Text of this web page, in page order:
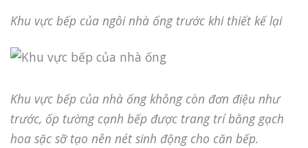
Khu vực bếp của ngôi nhà ống trước khi thiết kế lại
Khu vực bếp của nhà ống không còn đơn điệu như
trước, ốp tường cạnh bếp được trang trí bằng gạch
hoa sặc sỡ tạo nên nét sinh động cho căn bếp.